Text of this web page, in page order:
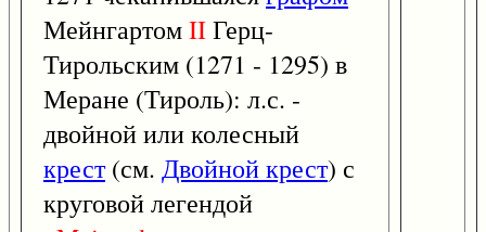
МейнгартомIIГерц-
Тирольским (1271 - 1295) в
Меране (Тироль): л.с. -
двойной или колесный
крест(см. Двойной крест) с
круговой легендой